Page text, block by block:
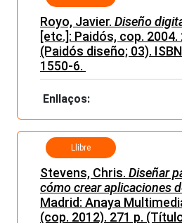
Royo, Javier. Diseño
[etc.]: Paidós, cop. 2004.
(Paidós diseño; 03).
1550-6.
Enllaços:
Llibre
Stevens, Chris. Diseñar
cómo crear aplicaciones
Madrid: Anaya
(cop. 2012). 271 p.